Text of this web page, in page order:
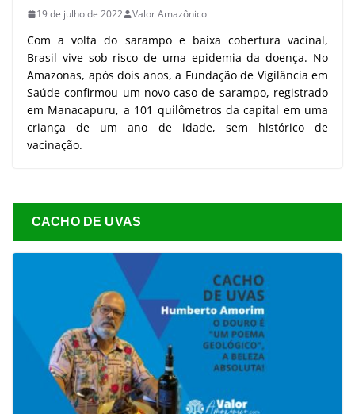
19 de julho de 2022 Valor Amazônico
Com a volta do sarampo e baixa cobertura vacinal,
Brasil vive sob risco de uma epidemia da doença. No
Amazonas, após dois anos, a Fundação de Vigilância em
Saúde confirmou um novo caso de sarampo, registrado
em Manacapuru, a 101 quilômetros da capital em uma
criança de um ano de idade, sem histórico de
vacinação.
CACHO DE UVAS